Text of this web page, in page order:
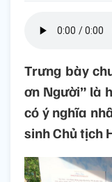
Trưng bày
ơn Người” là
có ý nghĩa
sinh Chủ tịch